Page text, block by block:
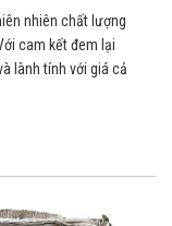
nhiên chất lượng
cam kết đem lại
lành tính với giá cả